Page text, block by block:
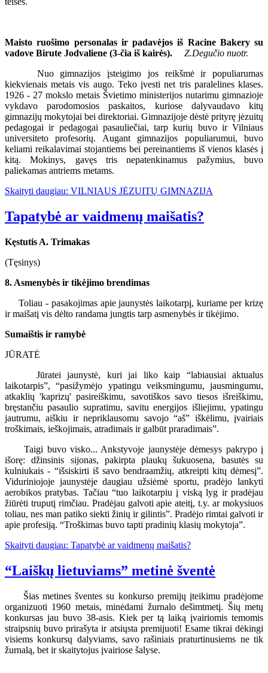
Maisto ruošimo personalas ir padavėjos iš Racine Bakery su
vadove Birute Jodvaliene (3-čia iš kairės).
Z.Degučio nuotr.
Nuo gimnazijos įsteigimo jos reikšmė ir populiarumas
kiekvienais metais vis augo. Teko įvesti net tris paralelines klases.
1926 - 27 mokslo metais Švietimo ministerijos nutarimu gimnazioje
vykdavo parodomosios paskaitos, kuriose dalyvaudavo kitų
gimnazijų mokytojai bei direktoriai. Gimnazijoje dėstė prityrę jėzuitų
pedagogai ir pedagogai pasauliečiai, tarp kurių buvo ir Vilniaus
universiteto profesorių. Augant gimnazijos populiarumui, buvo
keliami reikalavimai stojantiems bei pereinantiems iš vienos klasės į
kitą. Mokinys, gavęs tris nepatenkinamus pažymius, buvo
paliekamas antriems metams.
Skaityti daugiau: VILNIAUS JĖZUITŲ GIMNAZIJA
Tapatybė ar vaidmenų maišatis?
Kęstutis A. Trimakas
(Tęsinys)
8. Asmenybės ir tikėjimo brendimas
Toliau - pasakojimas apie jaunystės laikotarpį, kuriame per krizę
ir maišatį vis dėlto randama jungtis tarp asmenybės ir tikėjimo.
Sumaištis ir ramybė
JŪRATĖ
Jūratei jaunystė, kuri jai liko kaip “labiausiai aktualus
laikotarpis”, “pasižymėjo ypatingu veiksmingumu, jausmingumu,
atkaklių 'kaprizų' pasireiškimu, savotiškos savo tiesos išreiškimu,
bręstančiu pasaulio supratimu, savitu energijos išliejimu, ypatingu
jautrumu, aiškiu ir nepriklausomu savojo “aš” iškėlimu, įvairiais
troškimais, ieškojimais, atradimais ir galbūt praradimais”.
Taigi buvo visko... Ankstyvoje jaunystėje dėmesys pakrypo į
išorę: džinsinis sijonas, pakirpta plaukų šukuosena, basutės su
kulniukais - “išsiskirti iš savo bendraamžių, atkreipti kitų dėmesį”.
Viduriniojoje jaunystėje daugiau užsiėmė sportu, pradėjo lankyti
aerobikos pratybas. Tačiau “tuo laikotarpiu į viską lyg ir pradėjau
žiūrėti truputį rimčiau. Pradėjau galvoti apie ateitį, t.y. ar mokysiuos
toliau, nes man patiko siekti žinių ir gilintis”. Pradėjo rimtai galvoti ir
apie profesiją. “Troškimas buvo tapti pradinių klasių mokytoja”.
Skaityti daugiau: Tapatybė ar vaidmenų maišatis?
“Laiškų lietuviams” metinė šventė
Šias metines šventes su konkurso premijų įteikimu pradėjome
organizuoti 1960 metais, minėdami žurnalo dešimtmetį. Šių metų
konkursas jau buvo 38-asis. Kiek per tą laiką įvairiomis temomis
straipsnių buvo prirašyta ir atsiųsta premijuoti! Esame tikrai dėkingi
visiems konkursų dalyviams, savo rašiniais praturtinusiems ne tik
žurnalą, bet ir skaitytojus įvairiose šalyse.